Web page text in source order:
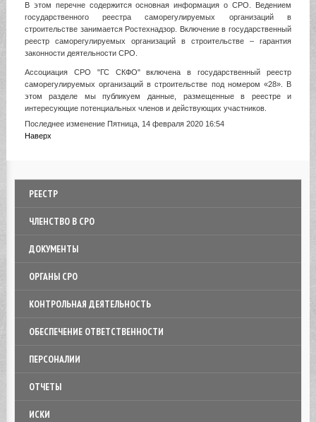
В этом перечне содержится основная информация о СРО. Ведением
государственного реестра саморегулируемых организаций в
строительстве занимается Ростехнадзор. Включение в государственный
реестр саморегулируемых организаций в строительстве – гарантия
законности деятельности СРО.
Ассоциация СРО "ГС СКФО" включена в государственный реестр
саморегулируемых организаций в строительстве под номером «28». В
этом разделе мы публикуем данные, размещенные в реестре и
интересующие потенциальных членов и действующих участников.
Последнее изменение Пятница, 14 февраля 2020 16:54
Наверх
РЕЕСТР
ЧЛЕНСТВО В СРО
ДОКУМЕНТЫ
ОРГАНЫ СРО
КОНТРОЛЬНАЯ ДЕЯТЕЛЬНОСТЬ
ОБЕСПЕЧЕНИЕ ОТВЕТСТВЕННОСТИ
ПЕРСОНАЛИИ
ОТЧЕТЫ
ИСКИ